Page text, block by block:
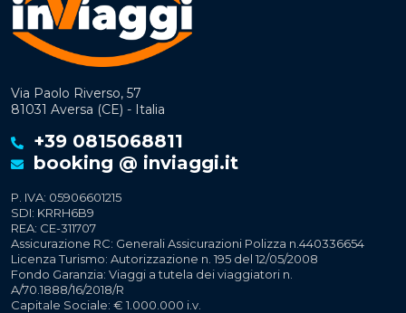
Via Paolo Riverso, 57
81031 Aversa (CE) - Italia
+39 0815068811
booking @ inviaggi.it
P. IVA: 05906601215
SDI: KRRH6B9
REA: CE-311707
Assicurazione RC: Generali Assicurazioni Polizza n.440336654
Licenza Turismo: Autorizzazione n. 195 del 12/05/2008
Fondo Garanzia: Viaggi a tutela dei viaggiatori n.
A/70.1888/16/2018/R
Capitale Sociale: € 1.000.000 i.v.